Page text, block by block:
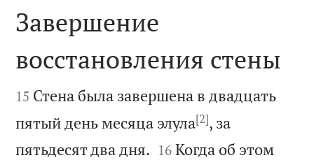

Завершение
восстановления стены

15 Стена была завершена в двадцать
пятый день месяца элула[2], за
пятьдесят два дня. 

16 Когда об этом